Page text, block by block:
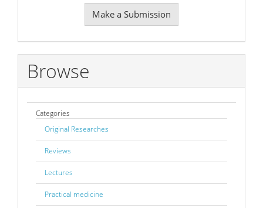
Submission
Make a Submission
Browse
Categories
Original Researches
Reviews
Lectures
Practical medicine